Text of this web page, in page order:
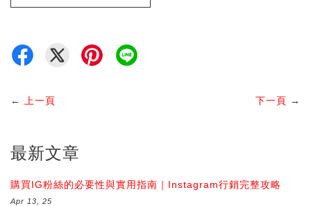
← 上一頁 下一頁 →
最新文章
購買IG粉絲的必要性與實用指南｜Instagram行銷完整攻略
Apr 13, 25